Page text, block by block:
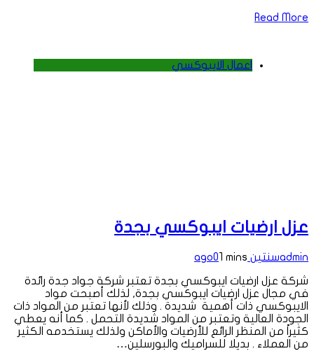
Read More
اعمال الايبوكسي
عزل ارضيات ايبوكسي بجدة
adminسنتين ago 01 mins
شركة عزل ارضيات ايبوكسي بجدة تعتبر شركة جواد جدة رائدة
في مجال عزل ارضيات ايبوكسي بجدة, لذلك أصبحت مواد
الايبوكسي ذات أهمية شديدة . وذلك لأنها تعتبر من المواد ذات
الجودة العالية وتعتبر من المواد شديدة التحمل . كما أنه يعطي
كثيراً من المنظر الرائع للأرضيات والأماكن ولذلك يستخدمه الكثير
من العملاء . بديلا للسراميك والبورسلين…